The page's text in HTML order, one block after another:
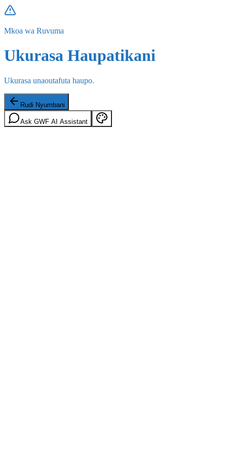
Mkoa wa Ruvuma
Ukurasa Haupatikani
Ukurasa unaoutafuta haupo.
Rudi Nyumbani
Ask GWF AI Assistant